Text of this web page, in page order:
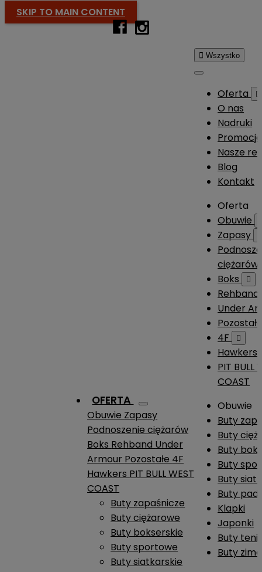
SKIP TO MAIN CONTENT
OFERTA
Obuwie Zapasy
Podnoszenie ciężarów
Boks Rehband Under
Armour Pozostałe 4F
Hawkers PIT BULL WEST
COAST
Buty zapaśnicze
Buty ciężarowe
Buty bokserskie
Buty sportowe
Buty siatkarskie
 Wszystko
Oferta 
O nas
Nadruki
Promocje
Nasze
Blog
Kontakt
Oferta
Obuwie
Zapasy
ciężarów
Boks

Rehband
Under
4F

Hawkers
PIT BULL
COAST
Obuwie
Buty
Buty
Buty
Buty
Buty
Buty
Klapki
Japonki
Buty
Buty